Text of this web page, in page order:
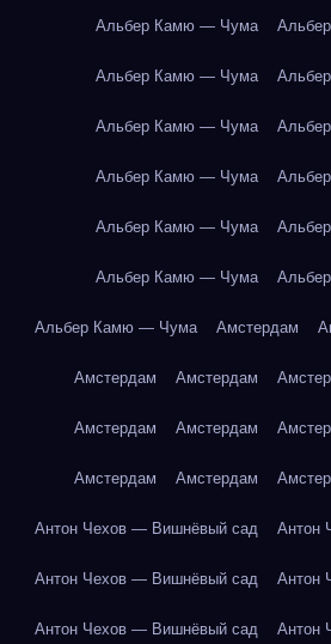
Альбер Камю — Чума
Альбер Камю — Чума
Альбер Камю — Чума
Альбер Камю — Чума
Альбер Камю — Чума
Альбер Камю — Чума
Альбер Камю — Чума Амстердам
Амстердам Амстердам
Амстердам Амстердам
Амстердам Амстердам
Антон Чехов — Вишнёвый сад Антон
Антон Чехов — Вишнёвый сад Антон
Антон Чехов — Вишнёвый сад Антон